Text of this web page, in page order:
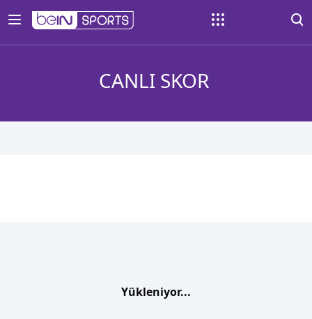
CANLI SKOR
Yükleniyor...